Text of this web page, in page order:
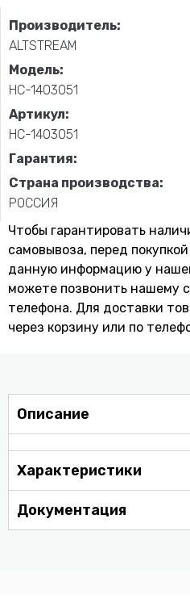
Производитель:
ALTSTREAM
Модель:
НС-1403051
Артикул:
НС-1403051
Гарантия:
Страна производства:
РОССИЯ
Чтобы гарантировать
самовывоза, перед
данную информацию у
можете позвонить нашему
телефона. Для доставки
через корзину или по
Описание
Характеристики
Документация